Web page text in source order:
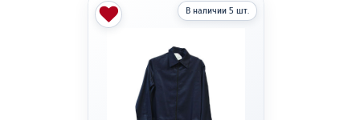
В наличии 5 шт.